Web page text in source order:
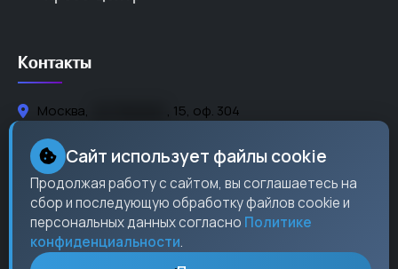
Контакты
Москва,
, 15, оф. 304
+7 (495) 123-45-67
info@checkos.ru
Пн-Пт: 9:00 - 18:00
Сайт использует файлы cookie
Продолжая работу с сайтом, вы соглашаетесь на
сбор и последующую обработку файлов cookie и
персональных данных согласно Политике
конфиденциальности.